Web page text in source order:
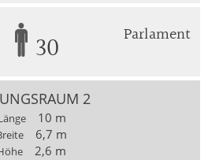
30 Parlament
2
10 m
6,7 m
2,6 m